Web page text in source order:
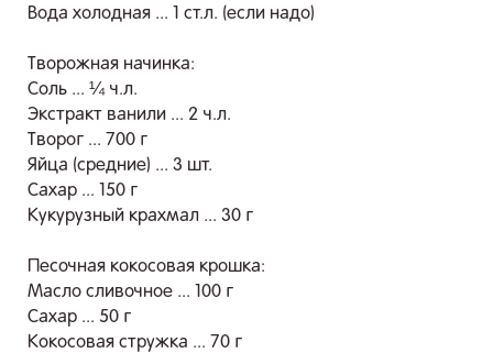
Вода холодная ... 1 ст.л. (если надо)
Творожная начинка:
Соль ... ¼ ч.л.
Экстракт ванили ... 2 ч.л.
Творог ... 700 г
Яйца (средние) ... 3 шт.
Сахар ... 150 г
Кукурузный крахмал ... 30 г
Песочная кокосовая крошка:
Масло сливочное ... 100 г
Сахар ... 50 г
Кокосовая стружка ... 70 г